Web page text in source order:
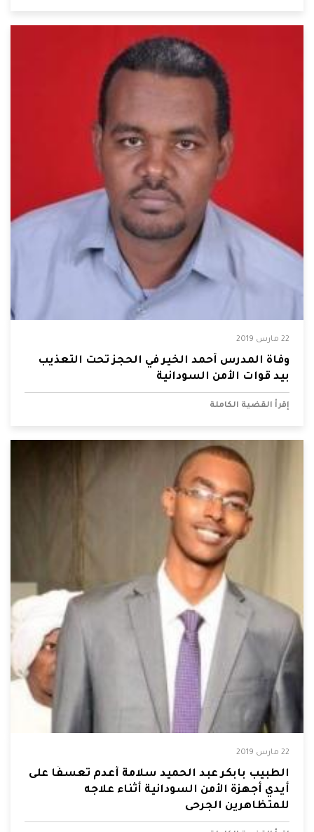
22 مارس 2019
وفاة المدرس أحمد الخير في الحجز تحت التعذيب
بيد قوات الأمن السودانية
إقرأ القضية الكاملة
22 مارس 2019
الطبيب بابكر عبد الحميد سلامة أُعدم تعسفًا على
أيدي أجهزة الأمن السودانية أثناء علاجه
للمتظاهرين الجرحى